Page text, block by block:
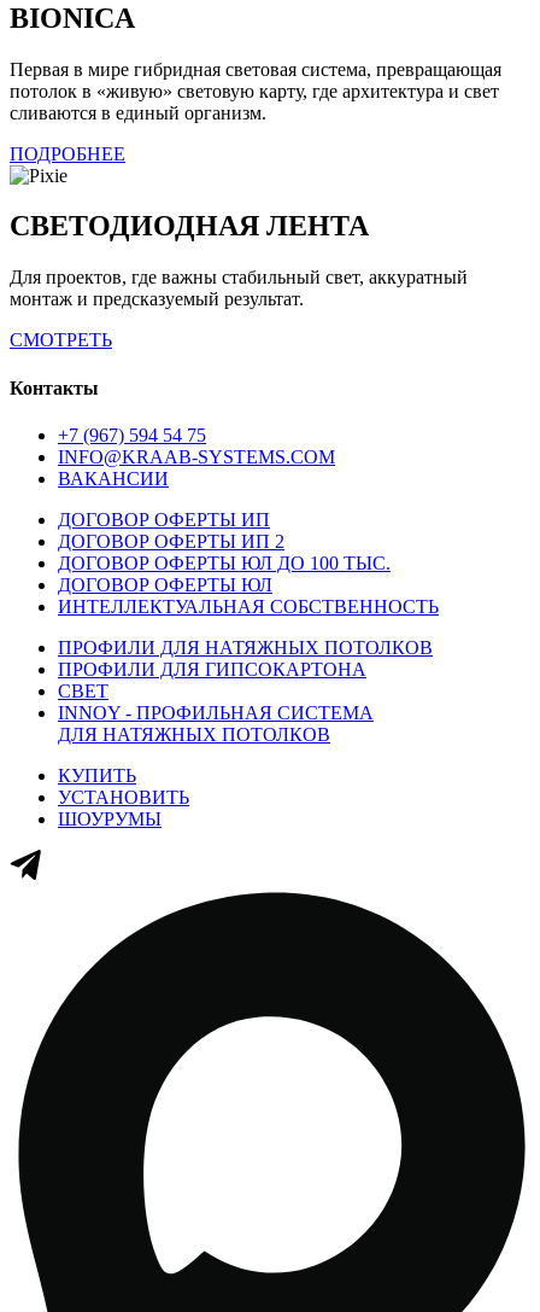
BIONICA
Первая в мире гибридная световая система, превращающая
потолок в «живую» световую карту, где архитектура и свет
сливаются в единый организм.
ПОДРОБНЕЕ
СВЕТОДИОДНАЯ ЛЕНТА
Для проектов, где важны стабильный свет, аккуратный
монтаж и предсказуемый результат.
СМОТРЕТЬ
Контакты
+7 (967) 594 54 75
INFO@KRAAB-SYSTEMS.COM
ВАКАНСИИ
ДОГОВОР ОФЕРТЫ ИП
ДОГОВОР ОФЕРТЫ ИП 2
ДОГОВОР ОФЕРТЫ ЮЛ ДО 100 ТЫС.
ДОГОВОР ОФЕРТЫ ЮЛ
ИНТЕЛЛЕКТУАЛЬНАЯ СОБСТВЕННОСТЬ
ПРОФИЛИ ДЛЯ НАТЯЖНЫХ ПОТОЛКОВ
ПРОФИЛИ ДЛЯ ГИПСОКАРТОНА
СВЕТ
INNOY - ПРОФИЛЬНАЯ СИСТЕМА
ДЛЯ НАТЯЖНЫХ ПОТОЛКОВ
КУПИТЬ
УСТАНОВИТЬ
ШОУРУМЫ